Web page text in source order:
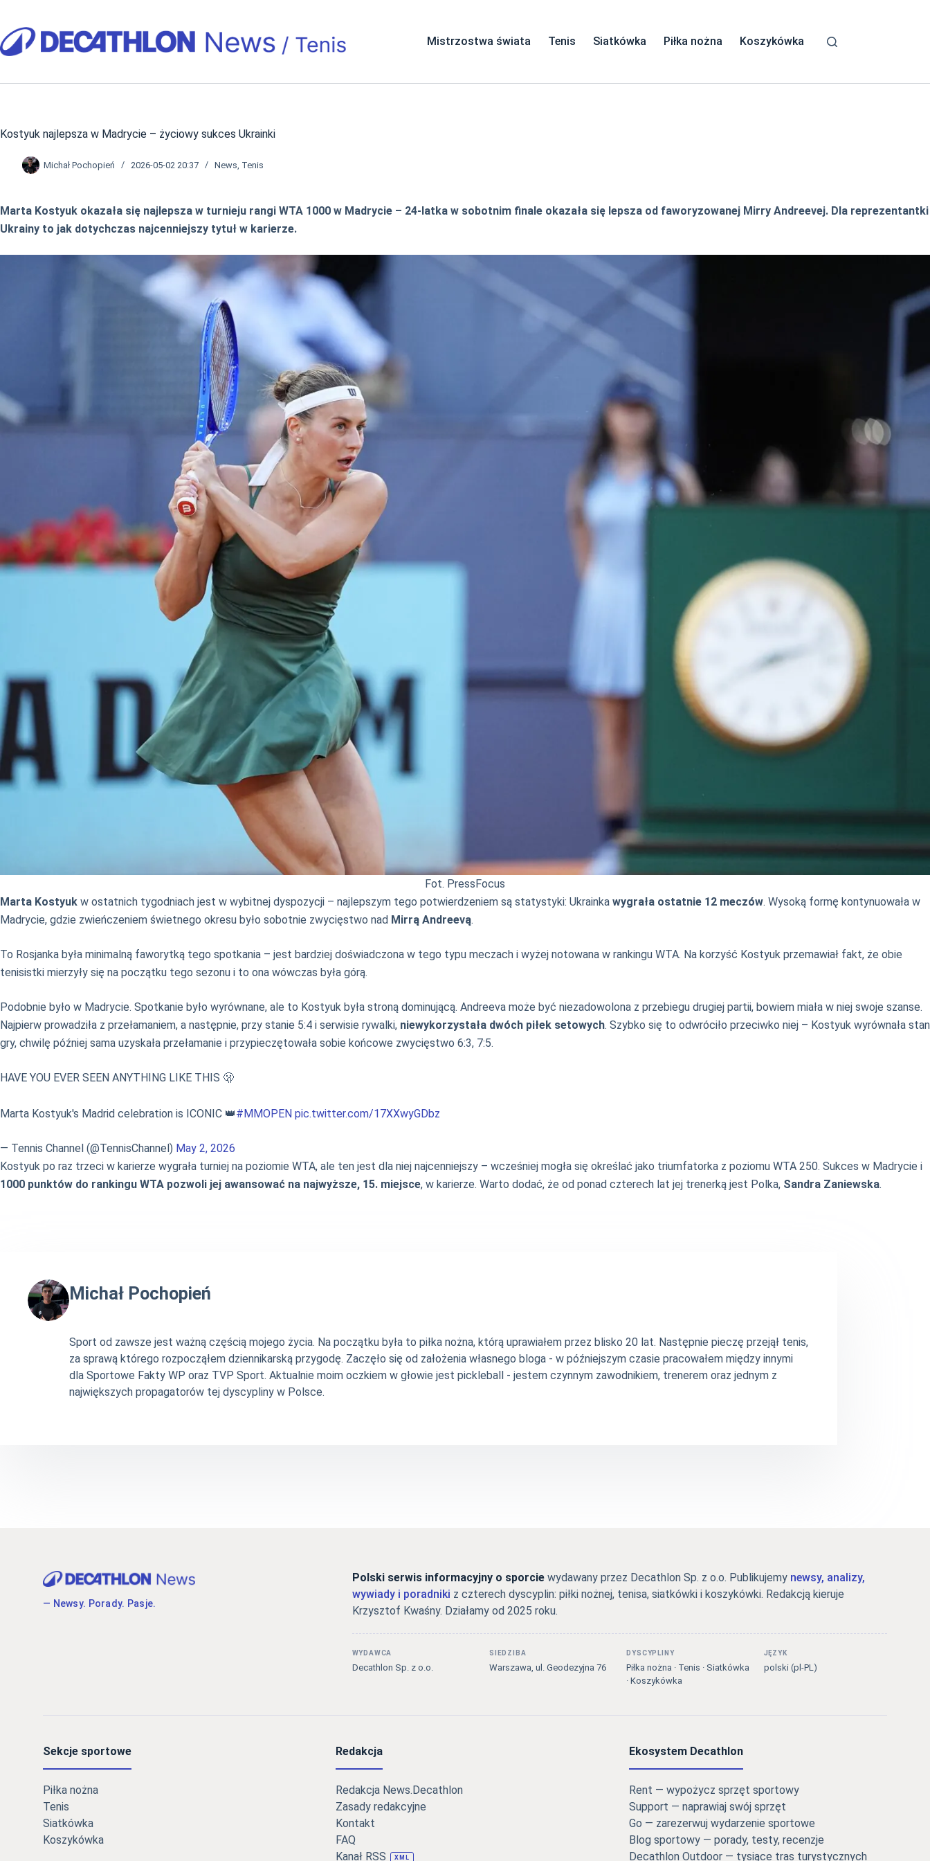
treści
Mistrzostwa świata Tenis Siatkówka Piłka nożna Koszykówka
Kostyuk najlepsza w Madrycie – życiowy sukces Ukrainki
Michał Pochopień 2026-05-02 20:37 News Tenis
Marta Kostyuk okazała się najlepsza w turnieju rangi WTA 1000 w Madrycie – 24-latka w sobotnim finale okazała się lepsza od faworyzowanej Mirry Andreevej. Dla reprezentantki
Ukrainy to jak dotychczas najcenniejszy tytuł w karierze.
Fot. PressFocus
Marta Kostyuk w ostatnich tygodniach jest w wybitnej dyspozycji – najlepszym tego potwierdzeniem są statystyki: Ukrainka wygrała ostatnie 12 meczów. Wysoką formę kontynuowała w
Madrycie, gdzie zwieńczeniem świetnego okresu było sobotnie zwycięstwo nad Mirrą Andreevą.
To Rosjanka była minimalną faworytką tego spotkania – jest bardziej doświadczona w tego typu meczach i wyżej notowana w rankingu WTA. Na korzyść Kostyuk przemawiał fakt, że obie
tenisistki mierzyły się na początku tego sezonu i to ona wówczas była górą.
Podobnie było w Madrycie. Spotkanie było wyrównane, ale to Kostyuk była stroną dominującą. Andreeva może być niezadowolona z przebiegu drugiej partii, bowiem miała w niej swoje szanse.
Najpierw prowadziła z przełamaniem, a następnie, przy stanie 5:4 i serwisie rywalki, niewykorzystała dwóch piłek setowych. Szybko się to odwróciło przeciwko niej – Kostyuk wyrównała stan
gry, chwilę później sama uzyskała przełamanie i przypieczętowała sobie końcowe zwycięstwo 6:3, 7:5.
HAVE YOU EVER SEEN ANYTHING LIKE THIS 🫢
Marta Kostyuk's Madrid celebration is ICONIC 👑#MMOPEN pic.twitter.com/17XXwyGDbz
— Tennis Channel (@TennisChannel) May 2, 2026
Kostyuk po raz trzeci w karierze wygrała turniej na poziomie WTA, ale ten jest dla niej najcenniejszy – wcześniej mogła się określać jako triumfatorka z poziomu WTA 250. Sukces w Madrycie i
1000 punktów do rankingu WTA pozwoli jej awansować na najwyższe, 15. miejsce, w karierze. Warto dodać, że od ponad czterech lat jej trenerką jest Polka, Sandra Zaniewska.
Michał Pochopień
Sport od zawsze jest ważną częścią mojego życia. Na początku była to piłka nożna, którą uprawiałem przez blisko 20 lat. Następnie pieczę przejął tenis,
za sprawą którego rozpocząłem dziennikarską przygodę. Zaczęło się od założenia własnego bloga - w późniejszym czasie pracowałem między innymi
dla Sportowe Fakty WP oraz TVP Sport. Aktualnie moim oczkiem w głowie jest pickleball - jestem czynnym zawodnikiem, trenerem oraz jednym z
największych propagatorów tej dyscypliny w Polsce.
— Newsy. Porady. Pasje.
Polski serwis informacyjny o sporciewydawany przez Decathlon Sp. z o.o. Publikujemy newsy, analizy,
wywiady i poradniki z czterech dyscyplin: piłki nożnej, tenisa, siatkówki i koszykówki. Redakcją kieruje
Krzysztof Kwaśny. Działamy od 2025 roku.
WYDAWCA
Decathlon Sp. z o.o.
SIEDZIBA
Warszawa, ul. Geodezyjna 76
DYSCYPLINY
Piłka nożna · Tenis · Siatkówka
· Koszykówka
JĘZYK
polski (pl-PL)
Sekcje sportowe
Piłka nożna
Tenis
Siatkówka
Koszykówka
Redakcja
Redakcja News.Decathlon
Zasady redakcyjne
Kontakt
FAQ
Kanał RSS
XML
Ekosystem Decathlon
Rent — wypożycz sprzęt sportowy
Support — naprawiaj swój sprzęt
Go — zarezerwuj wydarzenie sportowe
Blog sportowy — porady, testy, recenzje
Decathlon Outdoor — tysiące tras turystycznych